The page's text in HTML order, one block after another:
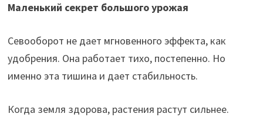
Маленький секрет большого урожая
Севооборот не дает мгновенного эффекта, как
удобрения. Она работает тихо, постепенно. Но
именно эта тишина и дает стабильность.
Когда земля здорова, растения растут сильнее.